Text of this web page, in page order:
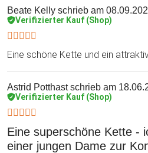
Beate Kelly schrieb am
Verifizierter Kauf (Shop)
Eine schöne Kette und ein
Astrid Potthastschrieb am
Verifizierter Kauf (Shop)
Eine superschöne Kette -
einer jungen Dame zur